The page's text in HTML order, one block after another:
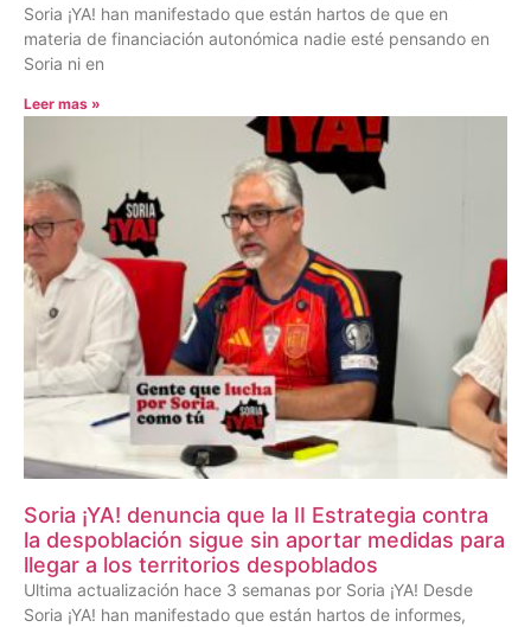
Soria ¡YA! han manifestado que están hartos de que en
materia de financiación autonómica nadie esté pensando en
Soria ni en
Leer mas »
Soria ¡YA! denuncia que la II Estrategia contra
la despoblación sigue sin aportar medidas para
llegar a los territorios despoblados
Ultima actualización hace 3 semanas por Soria ¡YA! Desde
Soria ¡YA! han manifestado que están hartos de informes,